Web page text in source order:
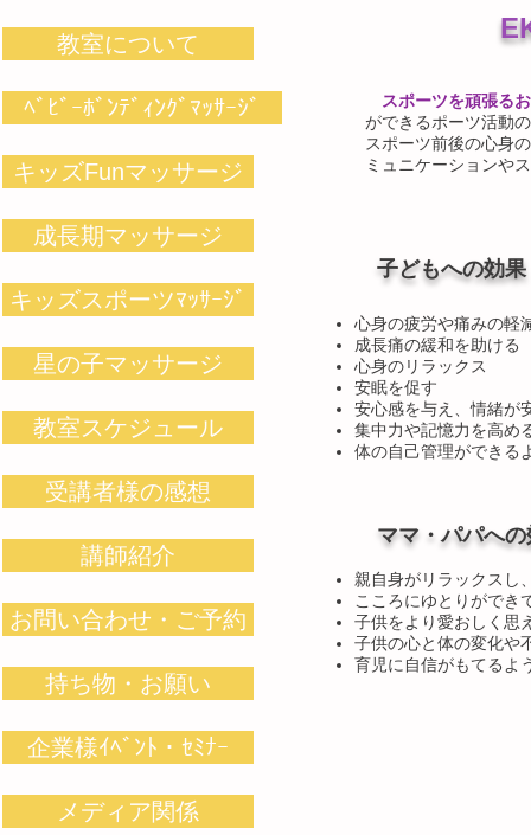
スポーツを頑張る
ができるポーツ活動
スポーツ前後の心身
ミュニケーションや
子どもへの効果
心身の疲労や痛みの軽
成長痛の緩和を助ける
心身のリラックス
安眠を促す
安心感を与え、情緒が
集中力や記憶力を高め
体の自己管理ができる
ママ・パパへ
親自身がリラックスし
こころにゆとりができ
子供をより愛おしく思
子供の心と体の変化や
育児に自信がもてるよ
持ち物・お願い
講師紹介
お問い合わせ・ご予約
教室スケジュール
教室について
企業様ｲﾍﾞﾝﾄ・ｾﾐﾅｰ
キッズFunマッサージ
ﾍﾞﾋﾞｰﾎﾞﾝﾃﾞｨﾝｸﾞﾏｯｻｰｼﾞ
受講者様の感想
メディア関係
成長期マッサージ
星の子マッサージ
キッズスポーツﾏｯｻｰｼﾞ